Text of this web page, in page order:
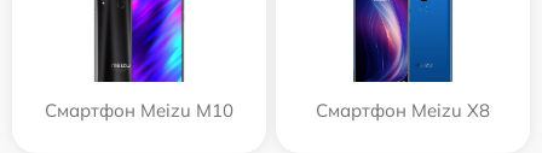
Смартфон Meizu M10 Смартфон Meizu X8